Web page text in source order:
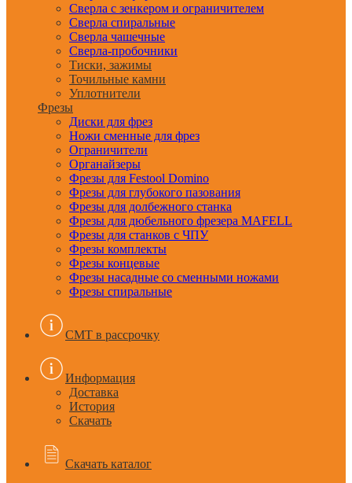
Сверла с зенкером и ограничителем
Сверла спиральные
Сверла чашечные
Сверла-пробочники
Тиски, зажимы
Точильные камни
Уплотнители
Фрезы
Диски для фрез
Ножи сменные для фрез
Ограничители
Органайзеры
Фрезы для Festool Domino
Фрезы для глубокого пазования
Фрезы для долбежного станка
Фрезы для дюбельного фрезера MAFELL
Фрезы для станков с ЧПУ
Фрезы комплекты
Фрезы концевые
Фрезы насадные со сменными ножами
Фрезы спиральные
CMT в рассрочку
Информация
Доставка
История
Скачать
Скачать каталог